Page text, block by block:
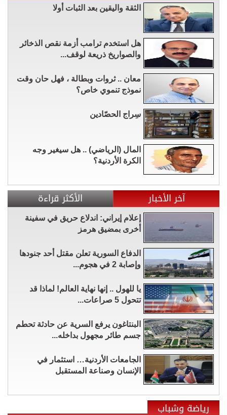
الثقة واليقين بعد الثبات أولا
هل استخدم ترامب أزمة نقص الذخائر
والصواريخ ذريعة لوقف...
معان .. ثروات وبطالة ، فهل حان وقت
نموذج تنموي خاص؟
سِراج الحصّادين
المال (الرياضي) .. هل سيغير وجه
الكرة الأردنية؟
آخر الأخبار الأكثر قراءة
إعلام إيراني: اندلاع حريق في سفينة
أخرى بمضيق هرمز
الدفاع السورية تعلن مقتل أحد جنودها
وإصابة 2 في هجوم...
يا للهول .. إنها نهاية العالم! لماذا قد
تتحول 5 صراعات...
البنتاغون يرفع السرية عن حادثة تحطم
جسم طائر مجهول بداخله...
الجامعات الأردنية… استثمار في
الإنسان وصناعة المستقبل
رياضة وشباب